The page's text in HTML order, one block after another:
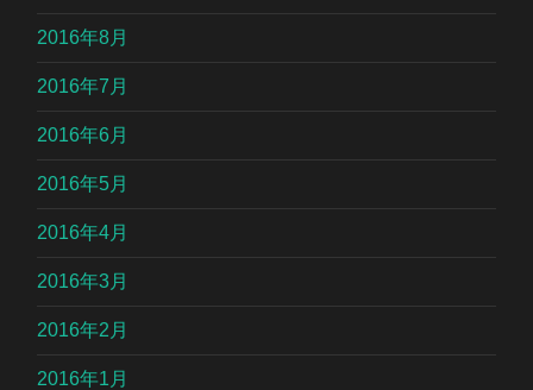
2016年8月
2016年7月
2016年6月
2016年5月
2016年4月
2016年3月
2016年2月
2016年1月